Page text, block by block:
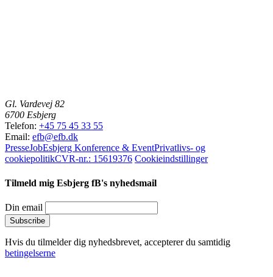
Gl. Vardevej 82
6700 Esbjerg
Telefon: +45 75 45 33 55
Email: efb@efb.dk
PresseJobEsbjerg Konference & EventPrivatlivs- og
cookiepolitikCVR-nr.: 15619376 Cookieindstillinger
Tilmeld mig Esbjerg fB's nyhedsmail
Din email
Hvis du tilmelder dig nyhedsbrevet, accepterer du samtidig
betingelserne